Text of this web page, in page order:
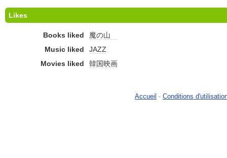
Likes
Books liked
魔の山
Music liked
JAZZ
Movies liked
韓国映画
Accueil - Conditions